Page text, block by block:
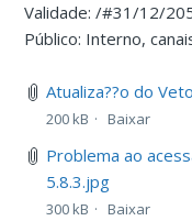
Validade: /#31/12/
Público: Interno,
Atualiza??o do
200 kB Baixar
Problema ao
5.8.3.jpg
300 kB Baixar